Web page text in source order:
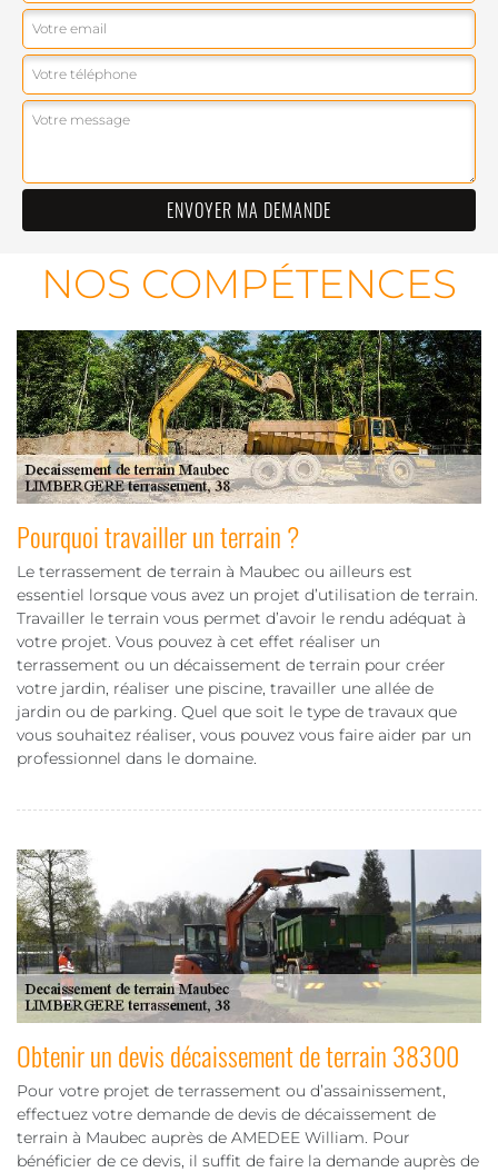
NOS COMPÉTENCES
Pourquoi travailler un terrain ?
Le terrassement de terrain à Maubec ou ailleurs est
essentiel lorsque vous avez un projet d’utilisation de terrain.
Travailler le terrain vous permet d’avoir le rendu adéquat à
votre projet. Vous pouvez à cet effet réaliser un
terrassement ou un décaissement de terrain pour créer
votre jardin, réaliser une piscine, travailler une allée de
jardin ou de parking. Quel que soit le type de travaux que
vous souhaitez réaliser, vous pouvez vous faire aider par un
professionnel dans le domaine.
Obtenir un devis décaissement de terrain 38300
Pour votre projet de terrassement ou d’assainissement,
effectuez votre demande de devis de décaissement de
terrain à Maubec auprès de AMEDEE William. Pour
bénéficier de ce devis, il suffit de faire la demande auprès de